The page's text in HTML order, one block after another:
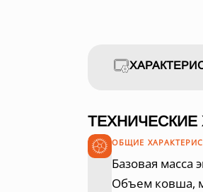
ТЕХНИЧЕСКИЕ
ОБЩИЕ
Базовая масса
Объем ковша,